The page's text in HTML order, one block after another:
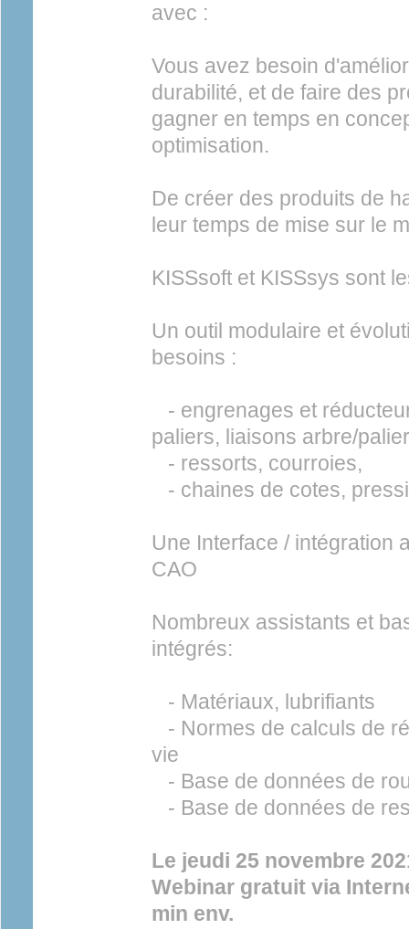
avec :
Vous avez besoin
durabilité, et de faire des
gagner en temps en
optimisation.
De créer des produits de
leur temps de mise sur le
KISSsoft et KISSsys sont
Un outil modulaire et
besoins :
- engrenages et
paliers, liaisons arbre/
- ressorts, courroies,
- chaines de cotes,
Une Interface / intégration
CAO
Nombreux assistants et
intégrés:
- Matériaux, lubrifiants
- Normes de calculs de
vie
- Base de données de
- Base de données de
Le jeudi 25 novembre
Webinar gratuit via
min env.